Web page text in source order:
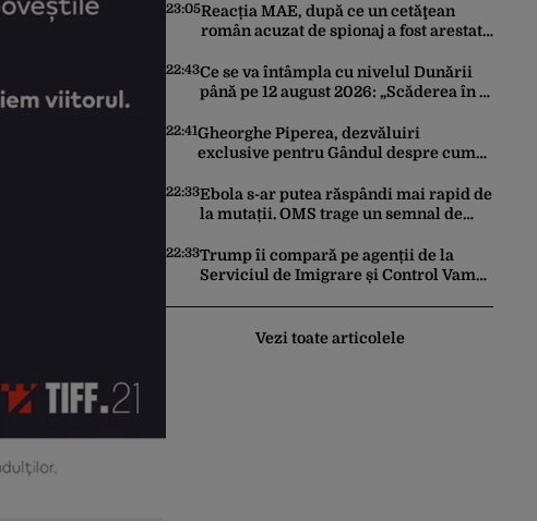
23:05Reacția MAE, după ce un cetăţean
român acuzat de spionaj a fost arestat
ucrainean ca să asasineze un
producător de drone
22:43Ce se va întâmpla cu nivelul Dunării
până pe 12 august 2026: „Scăderea în 7
22:41Gheorghe Piperea, dezvăluiri
exclusive pentru Gândul despre cum
Macron și Zelenski plănuiesc pe Signal
să îl pună „la respect” pe Trump
22:33Ebola s-ar putea răspândi mai rapid de
la mutații. OMS trage un semnal de
pentru care nu există vaccin
22:33Trump îi compară pe agenții de la
Serviciul de Imigrare și Control Vamal
Vezi toate articolele